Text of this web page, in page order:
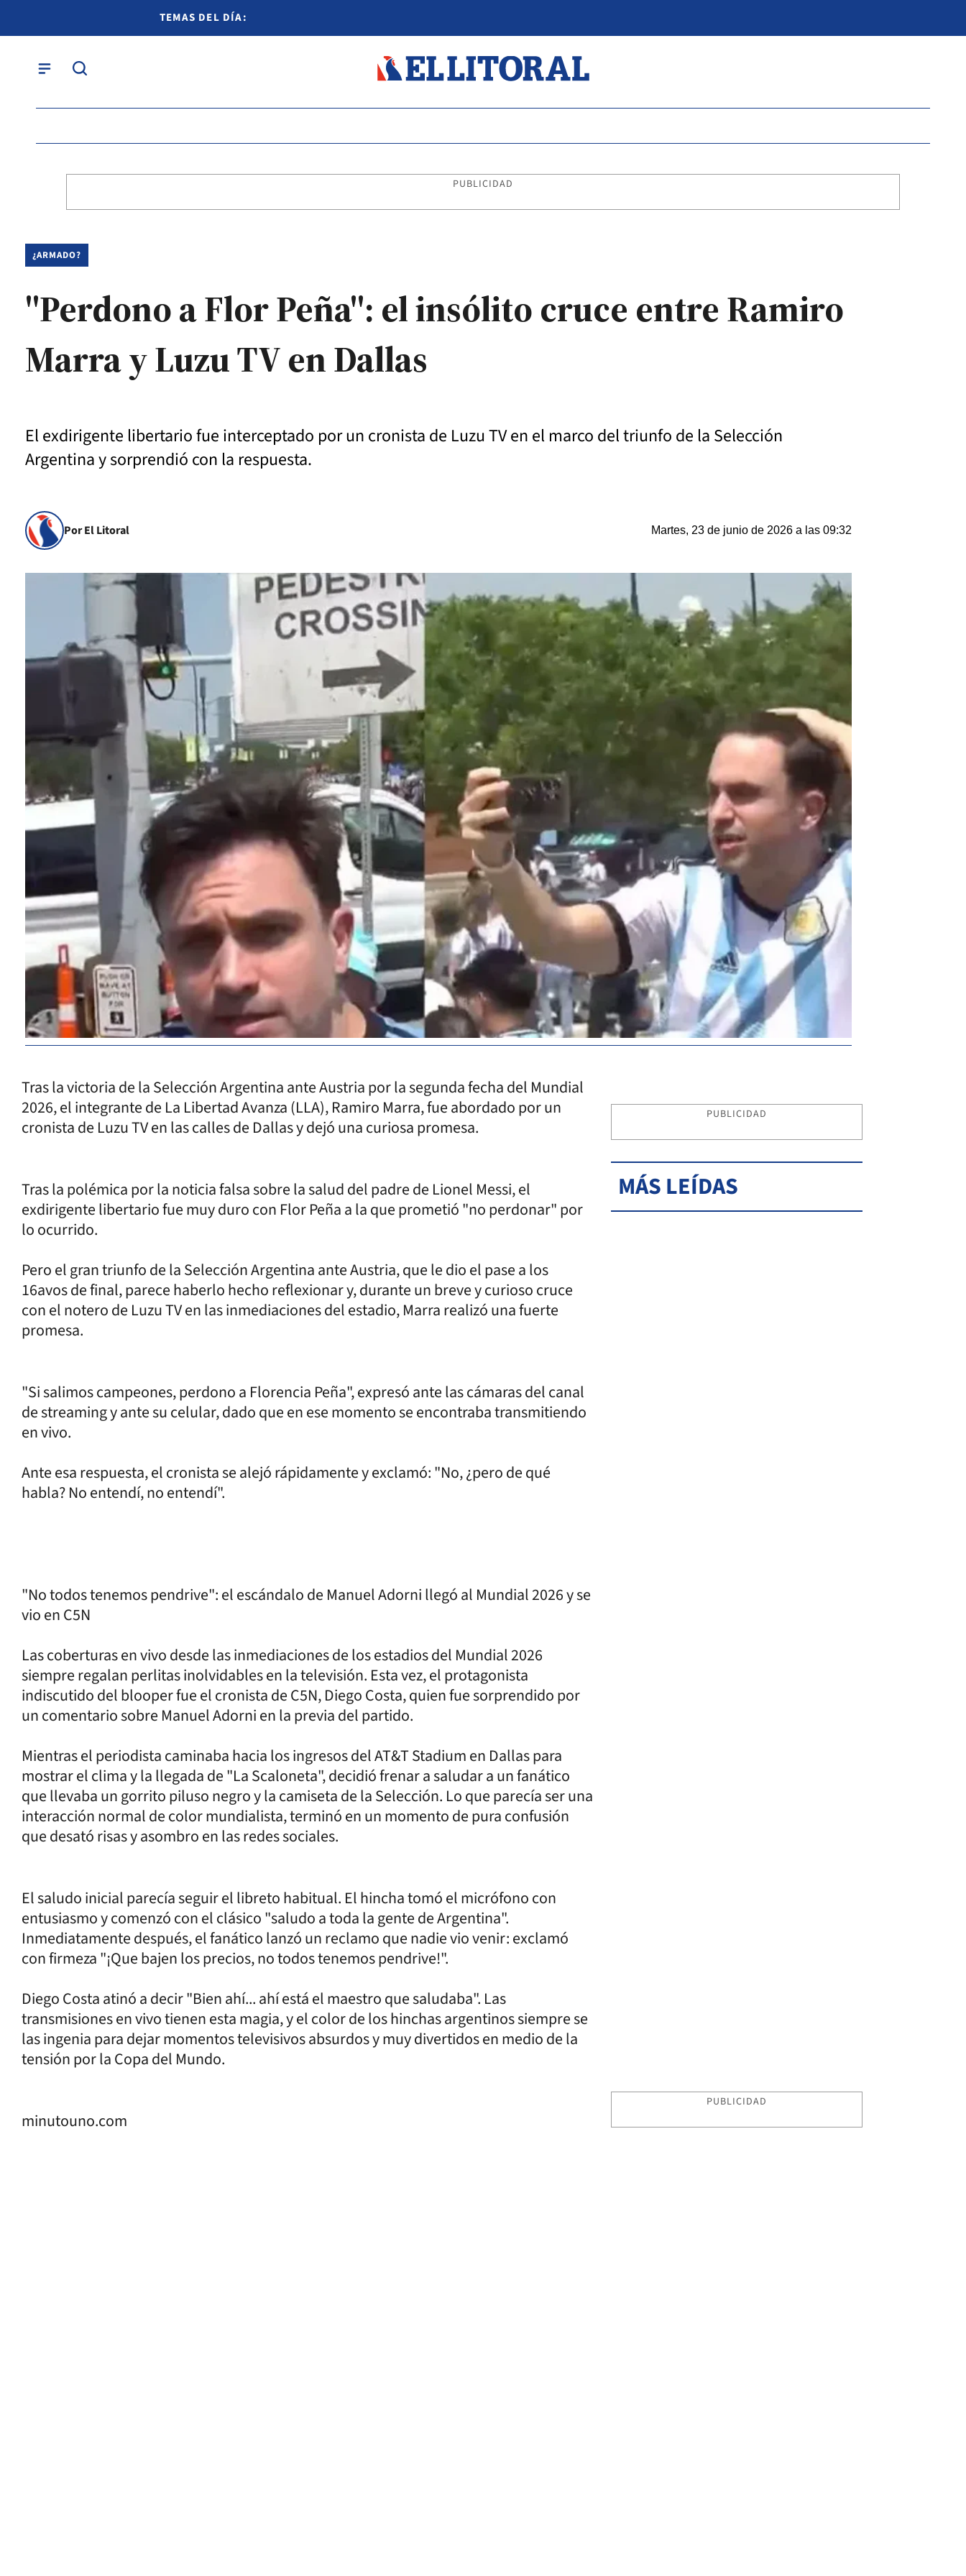
TEMAS DEL DÍA:
PUBLICIDAD
¿ARMADO?
"Perdono a Flor Peña": el insólito cruce entre Ramiro
Marra y Luzu TV en Dallas
El exdirigente libertario fue interceptado por un cronista de Luzu TV en el marco del triunfo de la Selección
Argentina y sorprendió con la respuesta.
Por El Litoral Martes, 23 de junio de 2026 a las 09:32
Tras la victoria de la Selección Argentina ante Austria por la segunda fecha del Mundial
2026, el integrante de La Libertad Avanza (LLA), Ramiro Marra, fue abordado por un
cronista de Luzu TV en las calles de Dallas y dejó una curiosa promesa.
Tras la polémica por la noticia falsa sobre la salud del padre de Lionel Messi, el
exdirigente libertario fue muy duro con Flor Peña a la que prometió "no perdonar" por
lo ocurrido.
Pero el gran triunfo de la Selección Argentina ante Austria, que le dio el pase a los
16avos de final, parece haberlo hecho reflexionar y, durante un breve y curioso cruce
con el notero de Luzu TV en las inmediaciones del estadio, Marra realizó una fuerte
promesa.
"Si salimos campeones, perdono a Florencia Peña", expresó ante las cámaras del canal
de streaming y ante su celular, dado que en ese momento se encontraba transmitiendo
en vivo.
Ante esa respuesta, el cronista se alejó rápidamente y exclamó: "No, ¿pero de qué
habla? No entendí, no entendí".
"No todos tenemos pendrive": el escándalo de Manuel Adorni llegó al Mundial 2026 y se
vio en C5N
Las coberturas en vivo desde las inmediaciones de los estadios del Mundial 2026
siempre regalan perlitas inolvidables en la televisión. Esta vez, el protagonista
indiscutido del blooper fue el cronista de C5N, Diego Costa, quien fue sorprendido por
un comentario sobre Manuel Adorni en la previa del partido.
Mientras el periodista caminaba hacia los ingresos del AT&T Stadium en Dallas para
mostrar el clima y la llegada de "La Scaloneta", decidió frenar a saludar a un fanático
que llevaba un gorrito piluso negro y la camiseta de la Selección. Lo que parecía ser una
interacción normal de color mundialista, terminó en un momento de pura confusión
que desató risas y asombro en las redes sociales.
El saludo inicial parecía seguir el libreto habitual. El hincha tomó el micrófono con
entusiasmo y comenzó con el clásico "saludo a toda la gente de Argentina".
Inmediatamente después, el fanático lanzó un reclamo que nadie vio venir: exclamó
con firmeza "¡Que bajen los precios, no todos tenemos pendrive!".
Diego Costa atinó a decir "Bien ahí... ahí está el maestro que saludaba". Las
transmisiones en vivo tienen esta magia, y el color de los hinchas argentinos siempre se
las ingenia para dejar momentos televisivos absurdos y muy divertidos en medio de la
tensión por la Copa del Mundo.
minutouno.com
PUBLICIDAD
MÁS LEÍDAS
PUBLICIDAD